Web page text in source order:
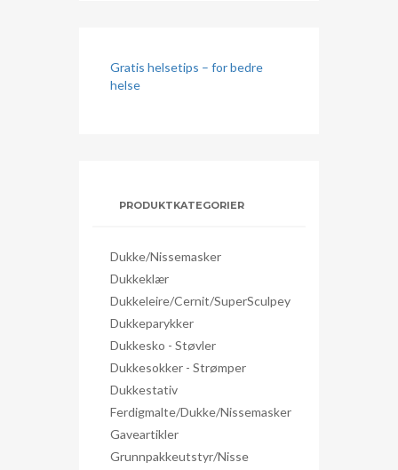
Gratis helsetips – for bedre
helse
PRODUKTKATEGORIER
Dukke/nissemasker
Dukkeklær
Dukkeleire/Cernit/SuperSculpey
Dukkeparykker
Dukkesko - Støvler
Dukkesokker - Strømper
Dukkestativ
Ferdigmalte/dukke/nissemasker
Gaveartikler
Grunnpakkeutstyr/nisse